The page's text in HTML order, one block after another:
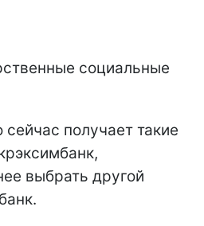
социальные
получает такие
выбрать другой